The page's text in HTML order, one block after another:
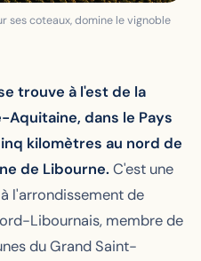
ses coteaux, domine le vignoble
trouve à l'est de la
dans le Pays
kilomètres au nord de
de Libourne. C'est une
l'arrondissement de
Libournais, membre de
du Grand Saint-